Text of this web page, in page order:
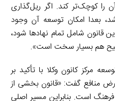
را کوچک‌تر کند. اگر ریل‌گذاری
بعدا امکان توسعه آن وجود
قانون شامل تمام نهادها شود،
هم بسیار سخت است».
مرکز کانون وکلا با تأکید بر
منافع گفت: «قانون بخشی از
است. بنابراین مسیر اصلی